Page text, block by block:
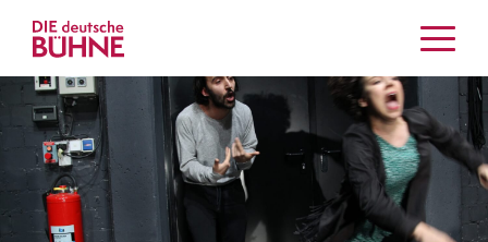
Kritiken
Schauspiel
Musiktheater
Tanz
Crossover